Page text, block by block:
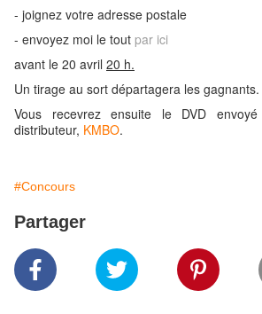
- joignez votre adresse postale
- envoyez moi le tout par ici
avant le 20 avril 20 h.
Un tirage au sort départagera les gagnants.
Vous recevrez ensuite le DVD
distributeur, KMBO.
#Concours
Partager